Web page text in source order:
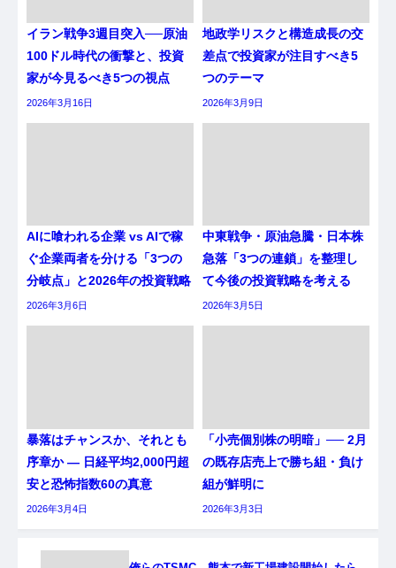
イラン戦争3週目突入──原油
100ドル時代の衝撃と、投資
家が今見るべき5つの視点
2026年3月16日
地政学リスクと構造成長の交
差点で投資家が注目すべき5
つのテーマ
2026年3月9日
AIに喰われる企業 vs AIで稼
ぐ企業両者を分ける「3つの
分岐点」と2026年の投資戦略
2026年3月6日
中東戦争・原油急騰・日本株
急落「3つの連鎖」を整理し
て今後の投資戦略を考える
2026年3月5日
暴落はチャンスか、それとも
序章か ― 日経平均2,000円超
安と恐怖指数60の真意
2026年3月4日
「小売個別株の明暗」── 2月
の既存店売上で勝ち組・負け
組が鮮明に
2026年3月3日